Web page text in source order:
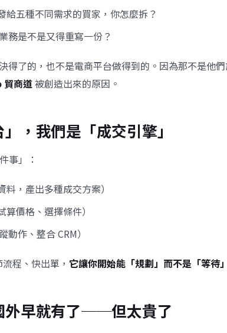
給五種不同需求的買家，你怎麼拆？
務是不是又得重寫一份？
得了的，也不是電商平台做得到的。因為那不是他
貿商道被創造出來的原因。
，我們是「成交引擎」
事」：
，產出多種成交方案）
價格、選擇條件）
動作、整合 CRM）
程、快出單， 它讓你開始能「規劃」而不是「等待
外早就有了──但太貴了